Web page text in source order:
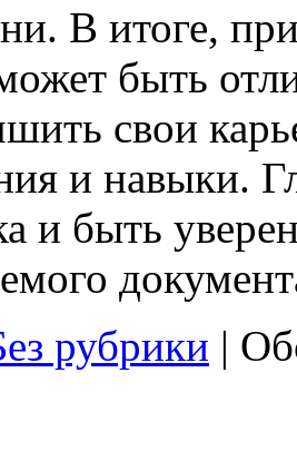
В итоге,
быть
свои
и навыки.
и быть
рубрики |